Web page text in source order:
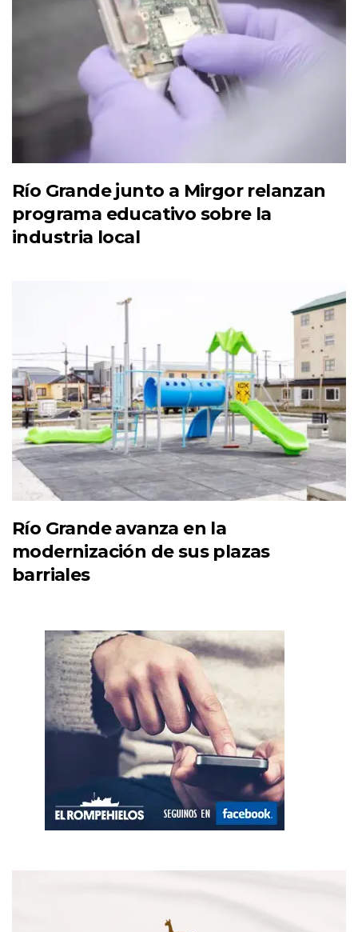
Río Grande junto a Mirgor relanzan
programa educativo sobre la
industria local
Río Grande avanza en la
modernización de sus plazas
barriales